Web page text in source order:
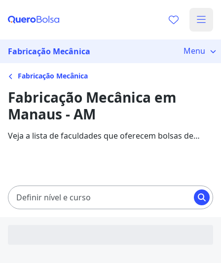
Fabricação Mecânica Menu
Fabricação Mecânica
Fabricação Mecânica em
Manaus - AM
Veja a lista de faculdades que oferecem bolsas de
Definir nível e curso